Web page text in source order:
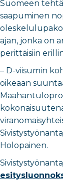
Suomeen
saapuminen
ajan, jonka on
perittäisiin
– D-viisumin
oikeaan
Holopainen.